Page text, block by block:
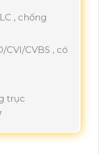
, chống
CVI/CVBS , có
trục